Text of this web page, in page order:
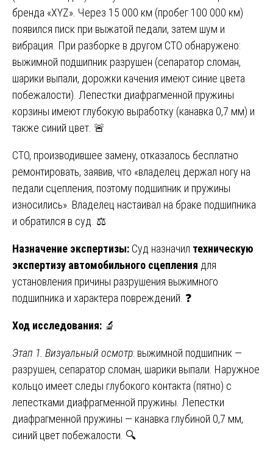
бренда «XYZ». Через 15 000 км (пробег 100 000 км)
появился писк при выжатой педали, затем шум и
вибрация. При разборке в другом СТО обнаружено:
выжимной подшипник разрушен (сепаратор сломан,
шарики выпали, дорожки качения имеют синие цвета
побежалости). Лепестки диафрагменной пружины
корзины имеют глубокую выработку (канавка 0,7 мм) и
также синий цвет. 🚨
СТО, производившее замену, отказалось бесплатно
ремонтировать, заявив, что «владелец держал ногу на
педали сцепления, поэтому подшипник и пружины
износились». Владелец настаивал на браке подшипника
и обратился в суд. ⚖️
Назначение экспертизы: Суд назначил техническую
экспертизу автомобильного сцепления для
установления причины разрушения выжимного
подшипника и характера повреждений. ❓
Ход исследования: 🔬
Этап 1. Визуальный осмотр: выжимной подшипник —
разрушен, сепаратор сломан, шарики выпали. Наружное
кольцо имеет следы глубокого контакта (пятно) с
лепестками диафрагменной пружины. Лепестки
диафрагменной пружины — канавка глубиной 0,7 мм,
синий цвет побежалости. 🔍